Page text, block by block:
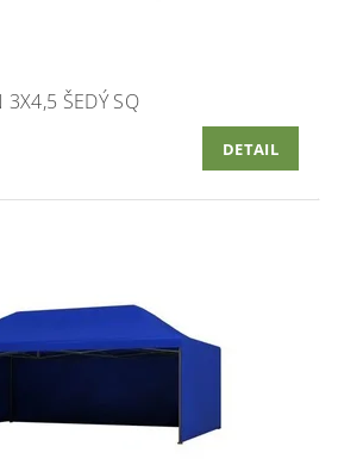
3X4,5 ŠEDÝ SQ
DETAIL